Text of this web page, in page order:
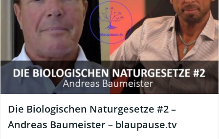
Die Biologischen Naturgesetze #2 –
Andreas Baumeister – blaupause.tv